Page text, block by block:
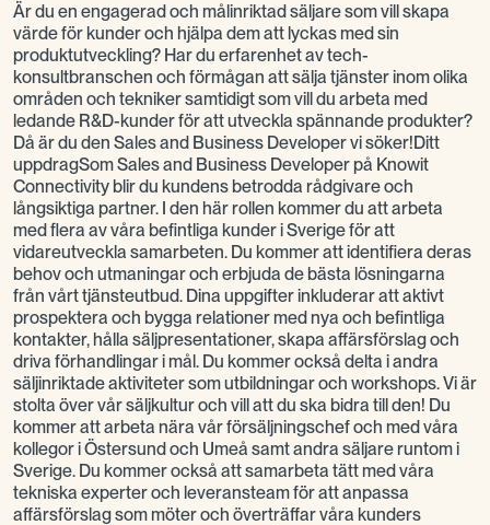
Är du en engagerad och målinriktad säljare som vill skapa
värde för kunder och hjälpa dem att lyckas med sin
produktutveckling? Har du erfarenhet av tech-
konsultbranschen och förmågan att sälja tjänster inom olika
områden och tekniker samtidigt som vill du arbeta med
ledande R&D-kunder för att utveckla spännande produkter?
Då är du den Sales and Business Developer vi söker!Ditt
uppdragSom Sales and Business Developer på Knowit
Connectivity blir du kundens betrodda rådgivare och
långsiktiga partner. I den här rollen kommer du att arbeta
med flera av våra befintliga kunder i Sverige för att
vidareutveckla samarbeten. Du kommer att identifiera deras
behov och utmaningar och erbjuda de bästa lösningarna
från vårt tjänsteutbud. Dina uppgifter inkluderar att aktivt
prospektera och bygga relationer med nya och befintliga
kontakter, hålla säljpresentationer, skapa affärsförslag och
driva förhandlingar i mål. Du kommer också delta i andra
säljinriktade aktiviteter som utbildningar och workshops. Vi är
stolta över vår säljkultur och vill att du ska bidra till den! Du
kommer att arbeta nära vår försäljningschef och med våra
kollegor i Östersund och Umeå samt andra säljare runtom i
Sverige. Du kommer också att samarbeta tätt med våra
tekniska experter och leveransteam för att anpassa
affärsförslag som möter och överträffar våra kunders